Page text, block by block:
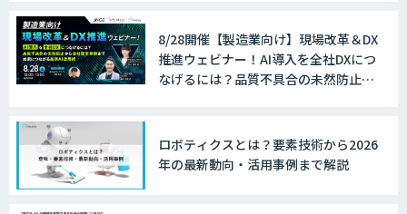
8/28開催【製造業向け】現場改革＆DX
推進ウェビナー！AI導入を全社DXにつ
なげるには？品質不具合の未然防止か
ロボティクスとは？要素技術から2026
年の最新動向・活用事例まで解説